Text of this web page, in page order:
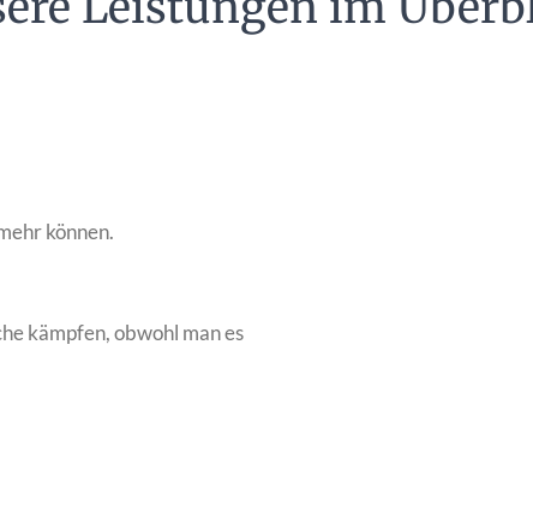
können.
kämpfen, obwohl man es